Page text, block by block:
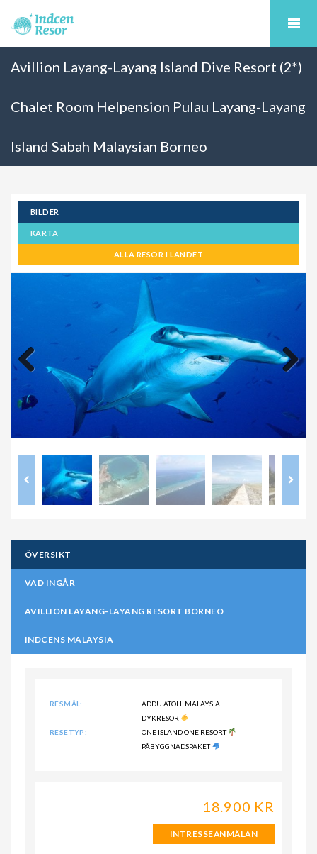
Avillion Layang-Layang Island Dive Resort (2*)
Chalet Room Helpension Pulau Layang-Layang
Island Sabah Malaysian Borneo
BILDER
KARTA
ALLA RESOR I LANDET
ÖVERSIKT
VAD INGÅR
AVILLION LAYANG-LAYANG RESORT BORNEO
INDCENS MALAYSIA
RESMÅL: ADDU ATOLL MALAYSIA
RESETYP:
DYKRESOR
ONE ISLAND ONE RESORT
PÅBYGGNADSPAKET
18.900 KR
INTRESSEANMÄLAN